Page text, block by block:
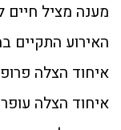
מענה מציל חיים
האירוע התקיים
איחוד הצלה
איחוד הצלה עופר